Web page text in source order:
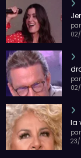
la
23/